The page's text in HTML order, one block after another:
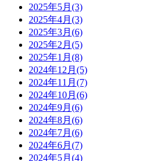
2025年5月(3)
2025年4月(3)
2025年3月(6)
2025年2月(5)
2025年1月(8)
2024年12月(5)
2024年11月(7)
2024年10月(6)
2024年9月(6)
2024年8月(6)
2024年7月(6)
2024年6月(7)
2024年5月(4)